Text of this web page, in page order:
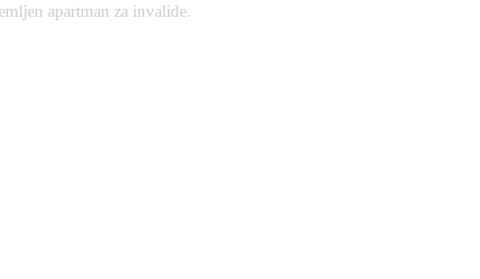
apartman za invalide.